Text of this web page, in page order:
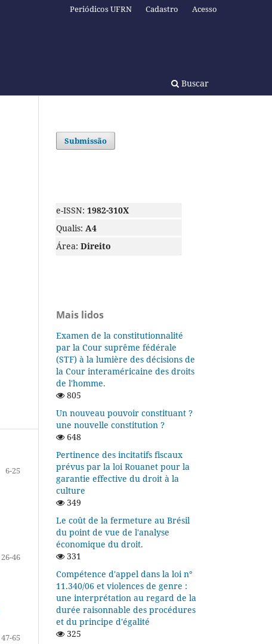
Buscar
Periódicos UFRN Cadastro Acesso
6-25
26-46
47-65
Submissão
e-ISSN: 1982-310X
Qualis: A4
Área: Direito
Mais lidos
Examen de la constitutionnalité
par la Cour suprême fédérale
(STF) à la lumière des décisions de
la Cour interaméricaine des droits
de l'homme.
805
Un nouveau pouvoir constituant ?
une nouvelle constitution ?
648
Pertinence des incitatifs fiscaux
prévus par la loi Rouanet pour la
garantie effective du droit à la
culture
349
Le coût de la fermeture au Brésil
du point de vue de l'analyse
économique du droit.
331
Compétence d'appel dans la loi n°
11.340/06 et violences de genre :
une interprétation au regard de la
durée raisonnable des procédures
et du principe d'égalité
325